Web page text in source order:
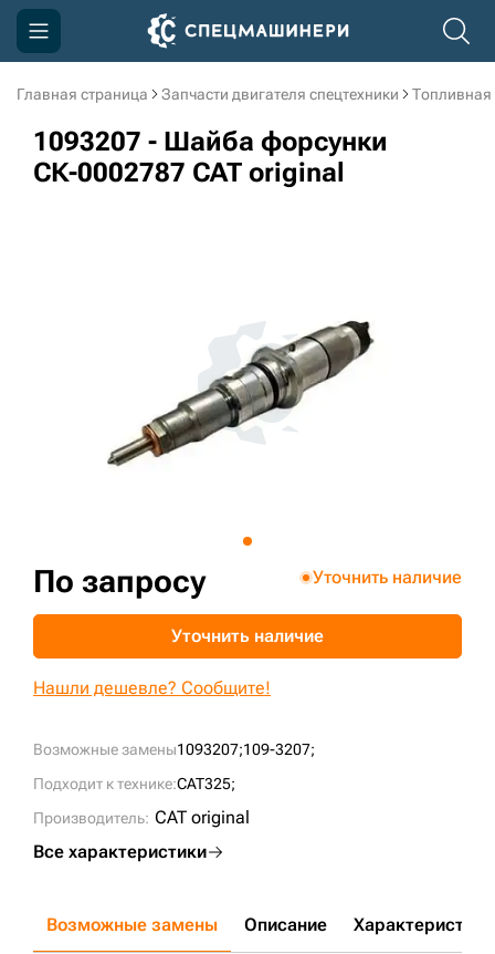
Главная страница Запчасти двигателя спецтехники Топливная
1093207 - Шайба форсунки
СК-0002787 CAT original
Возможные замены1093207;109-3207;
Подходит к технике:CAT325;
Производитель: CAT original
Все характеристики
По запросу Уточнить наличие
Уточнить наличие
Нашли дешевле? Сообщите!
Возможные замены Описание Характеристики
Компания
Акции
sksale@skdst.ru